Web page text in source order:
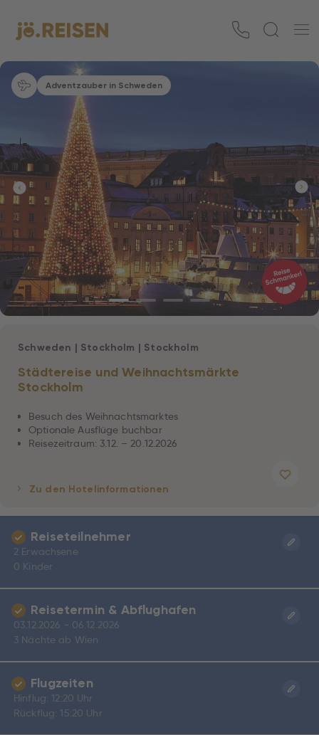
Adventzauber in Schweden
Städtereise und Weihnachtsmärkte
Stockholm
Schweden | Stockholm | Stockholm
Besuch des Weihnachtsmarktes
Optionale Ausflüge buchbar
Reisezeitraum: 3.12. – 20.12.2026
Zu den Hotelinformationen
Reiseteilnehmer
2 Erwachsene
0 Kinder
Reisetermin & Abflughafen
03.12.2026 - 06.12.2026
3 Nächte ab Wien
Flugzeiten
Hinflug: 12:20 Uhr
Rückflug: 15:20 Uhr